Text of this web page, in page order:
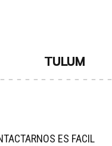
LOS CABOS
ES FACIL